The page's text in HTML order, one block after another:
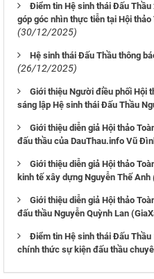
Điểm tin Hệ sinh thái Đấu
góp góc nhìn thực tiễn tại Hội
(30/12/2025)
Hệ sinh thái Đấu Thầu thông
(26/12/2025)
Giới thiệu Người điều phối Hội
sáng lập Hệ sinh thái Đấu Thầu
Giới thiệu diễn giả Hội thảo
đấu thầu của DauThau.info Vũ
Giới thiệu diễn giả Hội thảo
kinh tế xây dựng Nguyễn Thế Anh
Giới thiệu diễn giả Hội thảo
đấu thầu Nguyễn Quỳnh Lan
Điểm tin Hệ sinh thái Đấu
chính thức sự kiện đấu thầu